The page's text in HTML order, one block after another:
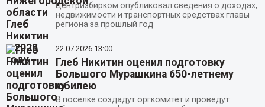
Центризбирком опубликовал сведения о доходах,
недвижимости и транспортных средствах главы
региона за прошлый год
22.07.2026 13:00
Глеб Никитин оценил подготовку
Большого Мурашкина 650-летнему
юбилею
В поселке создадут оргкомитет и проведут